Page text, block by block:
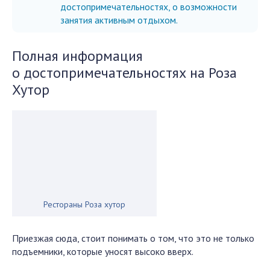
достопримечательностях, о возможности
занятия активным отдыхом.
Полная информация
о достопримечательностях на Роза
Хутор
Рестораны Роза хутор
Приезжая сюда, стоит понимать о том, что это не только
подъемники, которые уносят высоко вверх.